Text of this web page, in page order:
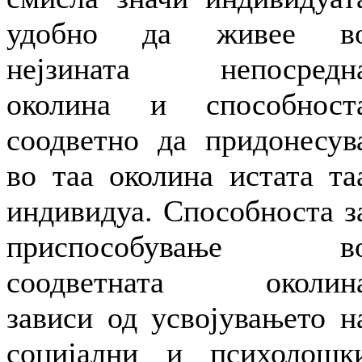
удобно да живее
нејзината
околина и
соодветно да
во таа околина истата
индивидуа. Способноста
приспособување
соодветната
зависи од усвојувањето
социјални и